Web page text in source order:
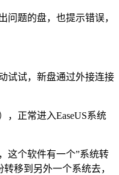
问题的盘，也提示错误，
试试，新盘通过外接连接
，正常进入EaseUS系统
这个软件有一个”系统转
移到另外一个系统去，